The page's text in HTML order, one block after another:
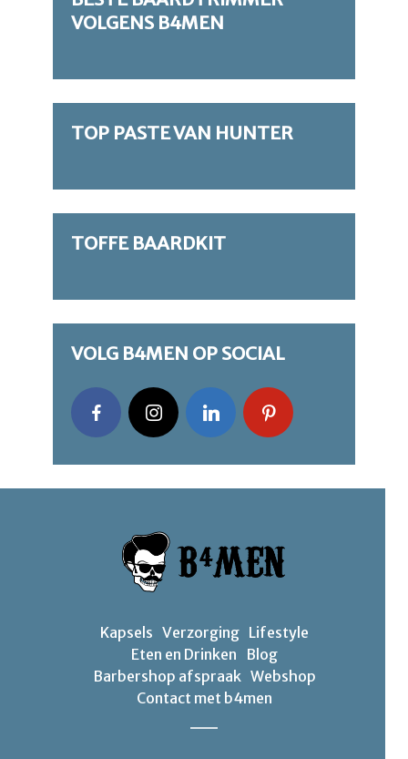
VOLGENS B4MEN
TOP PASTE VAN HUNTER
TOFFE BAARDKIT
VOLG B4MEN OP SOCIAL
Kapsels Verzorging Lifestyle
Eten en Drinken
Blog
Barbershop afspraak Webshop
Contact met b4men